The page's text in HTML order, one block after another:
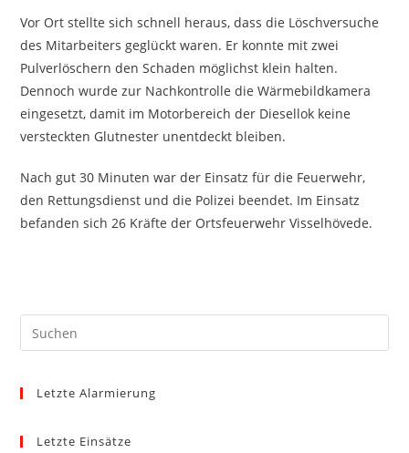
Vor Ort stellte sich schnell heraus, dass die Löschversuche
des Mitarbeiters geglückt waren. Er konnte mit zwei
Pulverlöschern den Schaden möglichst klein halten.
Dennoch wurde zur Nachkontrolle die Wärmebildkamera
eingesetzt, damit im Motorbereich der Diesellok keine
versteckten Glutnester unentdeckt bleiben.
Nach gut 30 Minuten war der Einsatz für die Feuerwehr,
den Rettungsdienst und die Polizei beendet. Im Einsatz
befanden sich 26 Kräfte der Ortsfeuerwehr Visselhövede.
Letzte Alarmierung
Letzte Einsätze